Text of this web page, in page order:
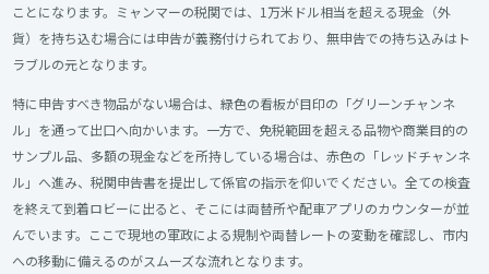
ことになります。ミャンマーの税関では、1万米ドル相当を超える現金（外
貨）を持ち込む場合には申告が義務付けられており、無申告での持ち込みはト
ラブルの元となります。
特に申告すべき物品がない場合は、緑色の看板が目印の「グリーンチャンネ
ル」を通って出口へ向かいます。一方で、免税範囲を超える品物や商業目的の
サンプル品、多額の現金などを所持している場合は、赤色の「レッドチャンネ
ル」へ進み、税関申告書を提出して係官の指示を仰いでください。全ての検査
を終えて到着ロビーに出ると、そこには両替所や配車アプリのカウンターが並
んでいます。ここで現地の軍政による規制や両替レートの変動を確認し、市内
への移動に備えるのがスムーズな流れとなります。